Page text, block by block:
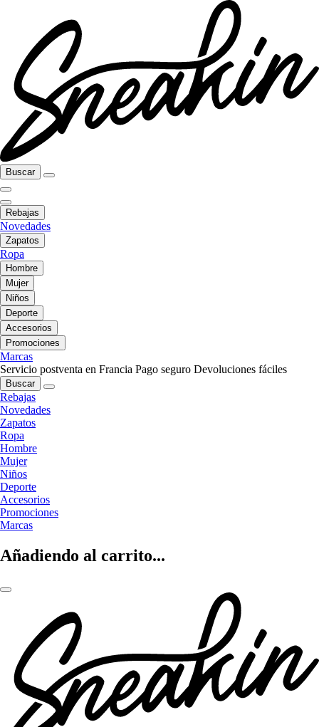
Buscar
Rebajas
Novedades
Zapatos
Ropa
Hombre
Mujer
Niños
Deporte
Accesorios
Promociones
Marcas
Servicio postventa en Francia Pago seguro Devoluciones fáciles
Buscar
Rebajas
Novedades
Zapatos
Ropa
Hombre
Mujer
Niños
Deporte
Accesorios
Promociones
Marcas
Añadiendo al carrito...